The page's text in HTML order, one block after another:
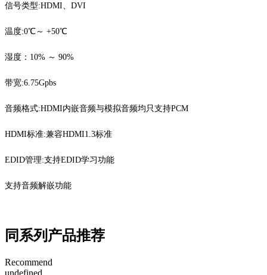
信号类型:HDMI、DVI
温度:0℃～ +50℃
湿度： 10% ～ 90%
带宽:6.75Gpbs
音频格式:HDMI内嵌音频与模拟音频均只支持PCM
HDMI标准:兼容HDMI1.3标准
EDID管理:支持EDID学习功能
支持音频解嵌功能
同系列产品推荐
Recommend
undefined